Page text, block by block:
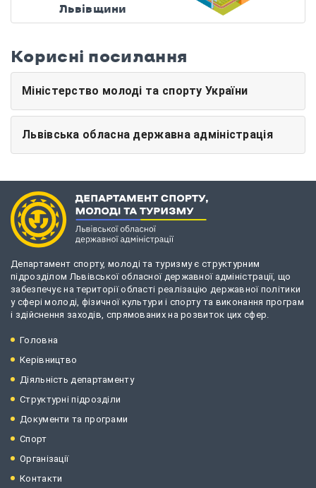
Львівщини
Корисні посилання
Міністерство молоді та спорту України
Львівська обласна державна адміністрація
Департамент спорту, молоді та туризму є структурним
підрозділом Львівської обласної державної адміністрації, що
забезпечує на території області реалізацію державної політики
у сфері молоді, фізичної культури і спорту та виконання програм
і здійснення заходів, спрямованих на розвиток цих сфер.
Головна
Керівництво
Діяльність департаменту
Структурні підрозділи
Документи та програми
Спорт
Організації
Контакти